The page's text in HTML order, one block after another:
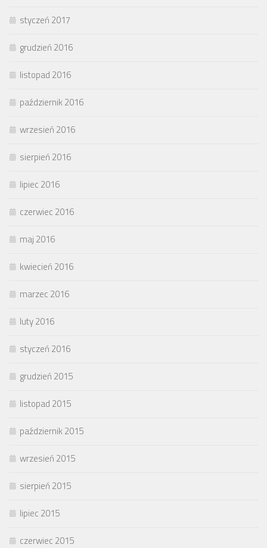
styczeń 2017
grudzień 2016
listopad 2016
październik 2016
wrzesień 2016
sierpień 2016
lipiec 2016
czerwiec 2016
maj 2016
kwiecień 2016
marzec 2016
luty 2016
styczeń 2016
grudzień 2015
listopad 2015
październik 2015
wrzesień 2015
sierpień 2015
lipiec 2015
czerwiec 2015